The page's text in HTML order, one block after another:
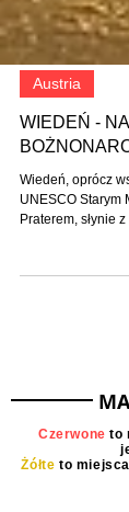
Austria
Wiedeń, oprócz
Czerwoneto